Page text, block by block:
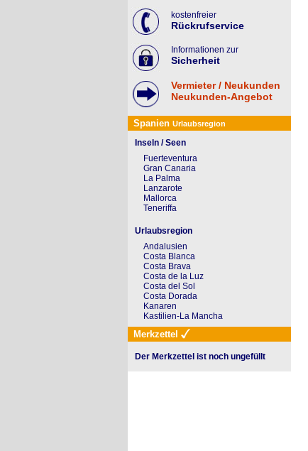
kostenfreier
Rückrufservice
Informationen zur
Sicherheit
Vermieter / Neukunden
Neukunden-Angebot
Spanien Urlaubsregion
Inseln / Seen
Fuerteventura
Gran Canaria
La Palma
Lanzarote
Mallorca
Teneriffa
Urlaubsregion
Andalusien
Costa Blanca
Costa Brava
Costa de la Luz
Costa del Sol
Costa Dorada
Kanaren
Kastilien-La Mancha
Merkzettel
Der Merkzettel ist noch ungefüllt